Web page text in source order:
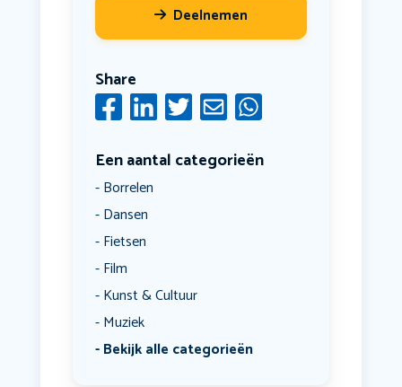
Deelnemen
Share
Een aantal categorieën
Borrelen
Dansen
Fietsen
Film
Kunst & Cultuur
Muziek
Bekijk alle categorieën